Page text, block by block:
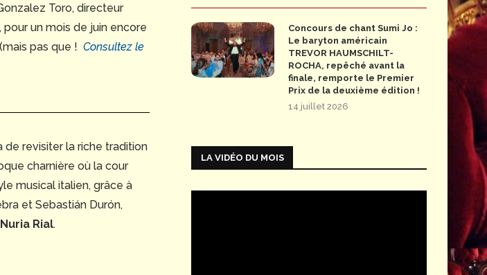
Toro, directeur
un mois de juin encore
pas que ! Consultez le
revisiter la riche tradition
charnière où la cour
musical italien, grâce à
et Sebastián Durón,
Nuria Rial.
Concours de chant Sumi Jo :
Le baryton américain
TREVOR HAUMSCHILT-
ROCHA, repêché avant la
finale, remporte le Premier
Prix de la deuxième édition !
14 juillet 2026
LA VIDÉO DU MOIS